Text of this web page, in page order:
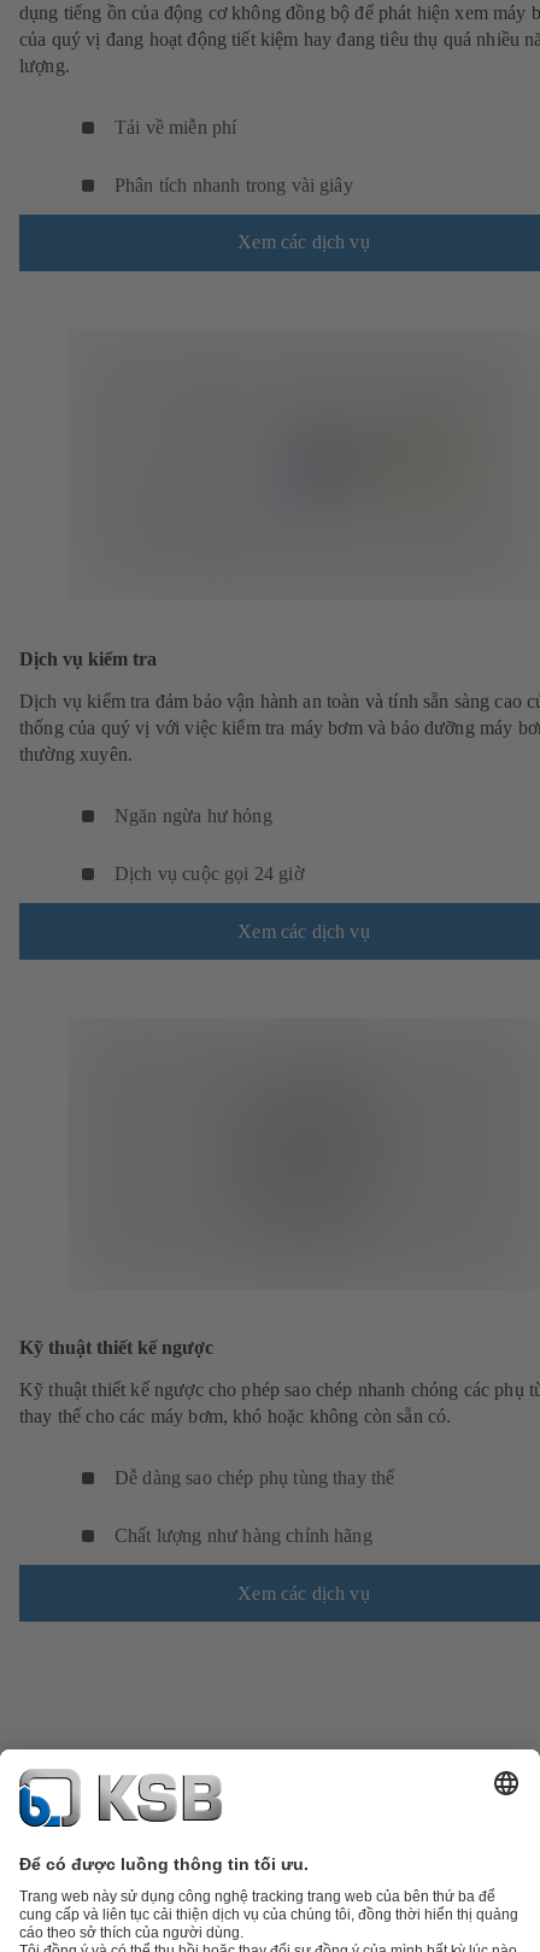
dụng tiếng ồn của động cơ không đồng bộ để phát hiện xem máy
của quý vị đang hoạt động tiết kiệm hay đang tiêu thụ quá nhiều
lượng.
Tải về miễn phí
Phân tích nhanh trong vài giây
Xem các dịch vụ
Dịch vụ kiểm tra
Dịch vụ kiểm tra đảm bảo vận hành an toàn và tính sẵn sàng cao
thống của quý vị với việc kiểm tra máy bơm và bảo dưỡng máy
thường xuyên.
Ngăn ngừa hư hỏng
Dịch vụ cuộc gọi 24 giờ
Xem các dịch vụ
Kỹ thuật thiết kế ngược
Kỹ thuật thiết kế ngược cho phép sao chép nhanh chóng các phụ
thay thế cho các máy bơm, khó hoặc không còn sẵn có.
Dễ dàng sao chép phụ tùng thay thế
Chất lượng như hàng chính hãng
Xem các dịch vụ